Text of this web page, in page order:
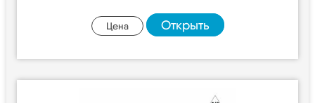
Цена Открыть